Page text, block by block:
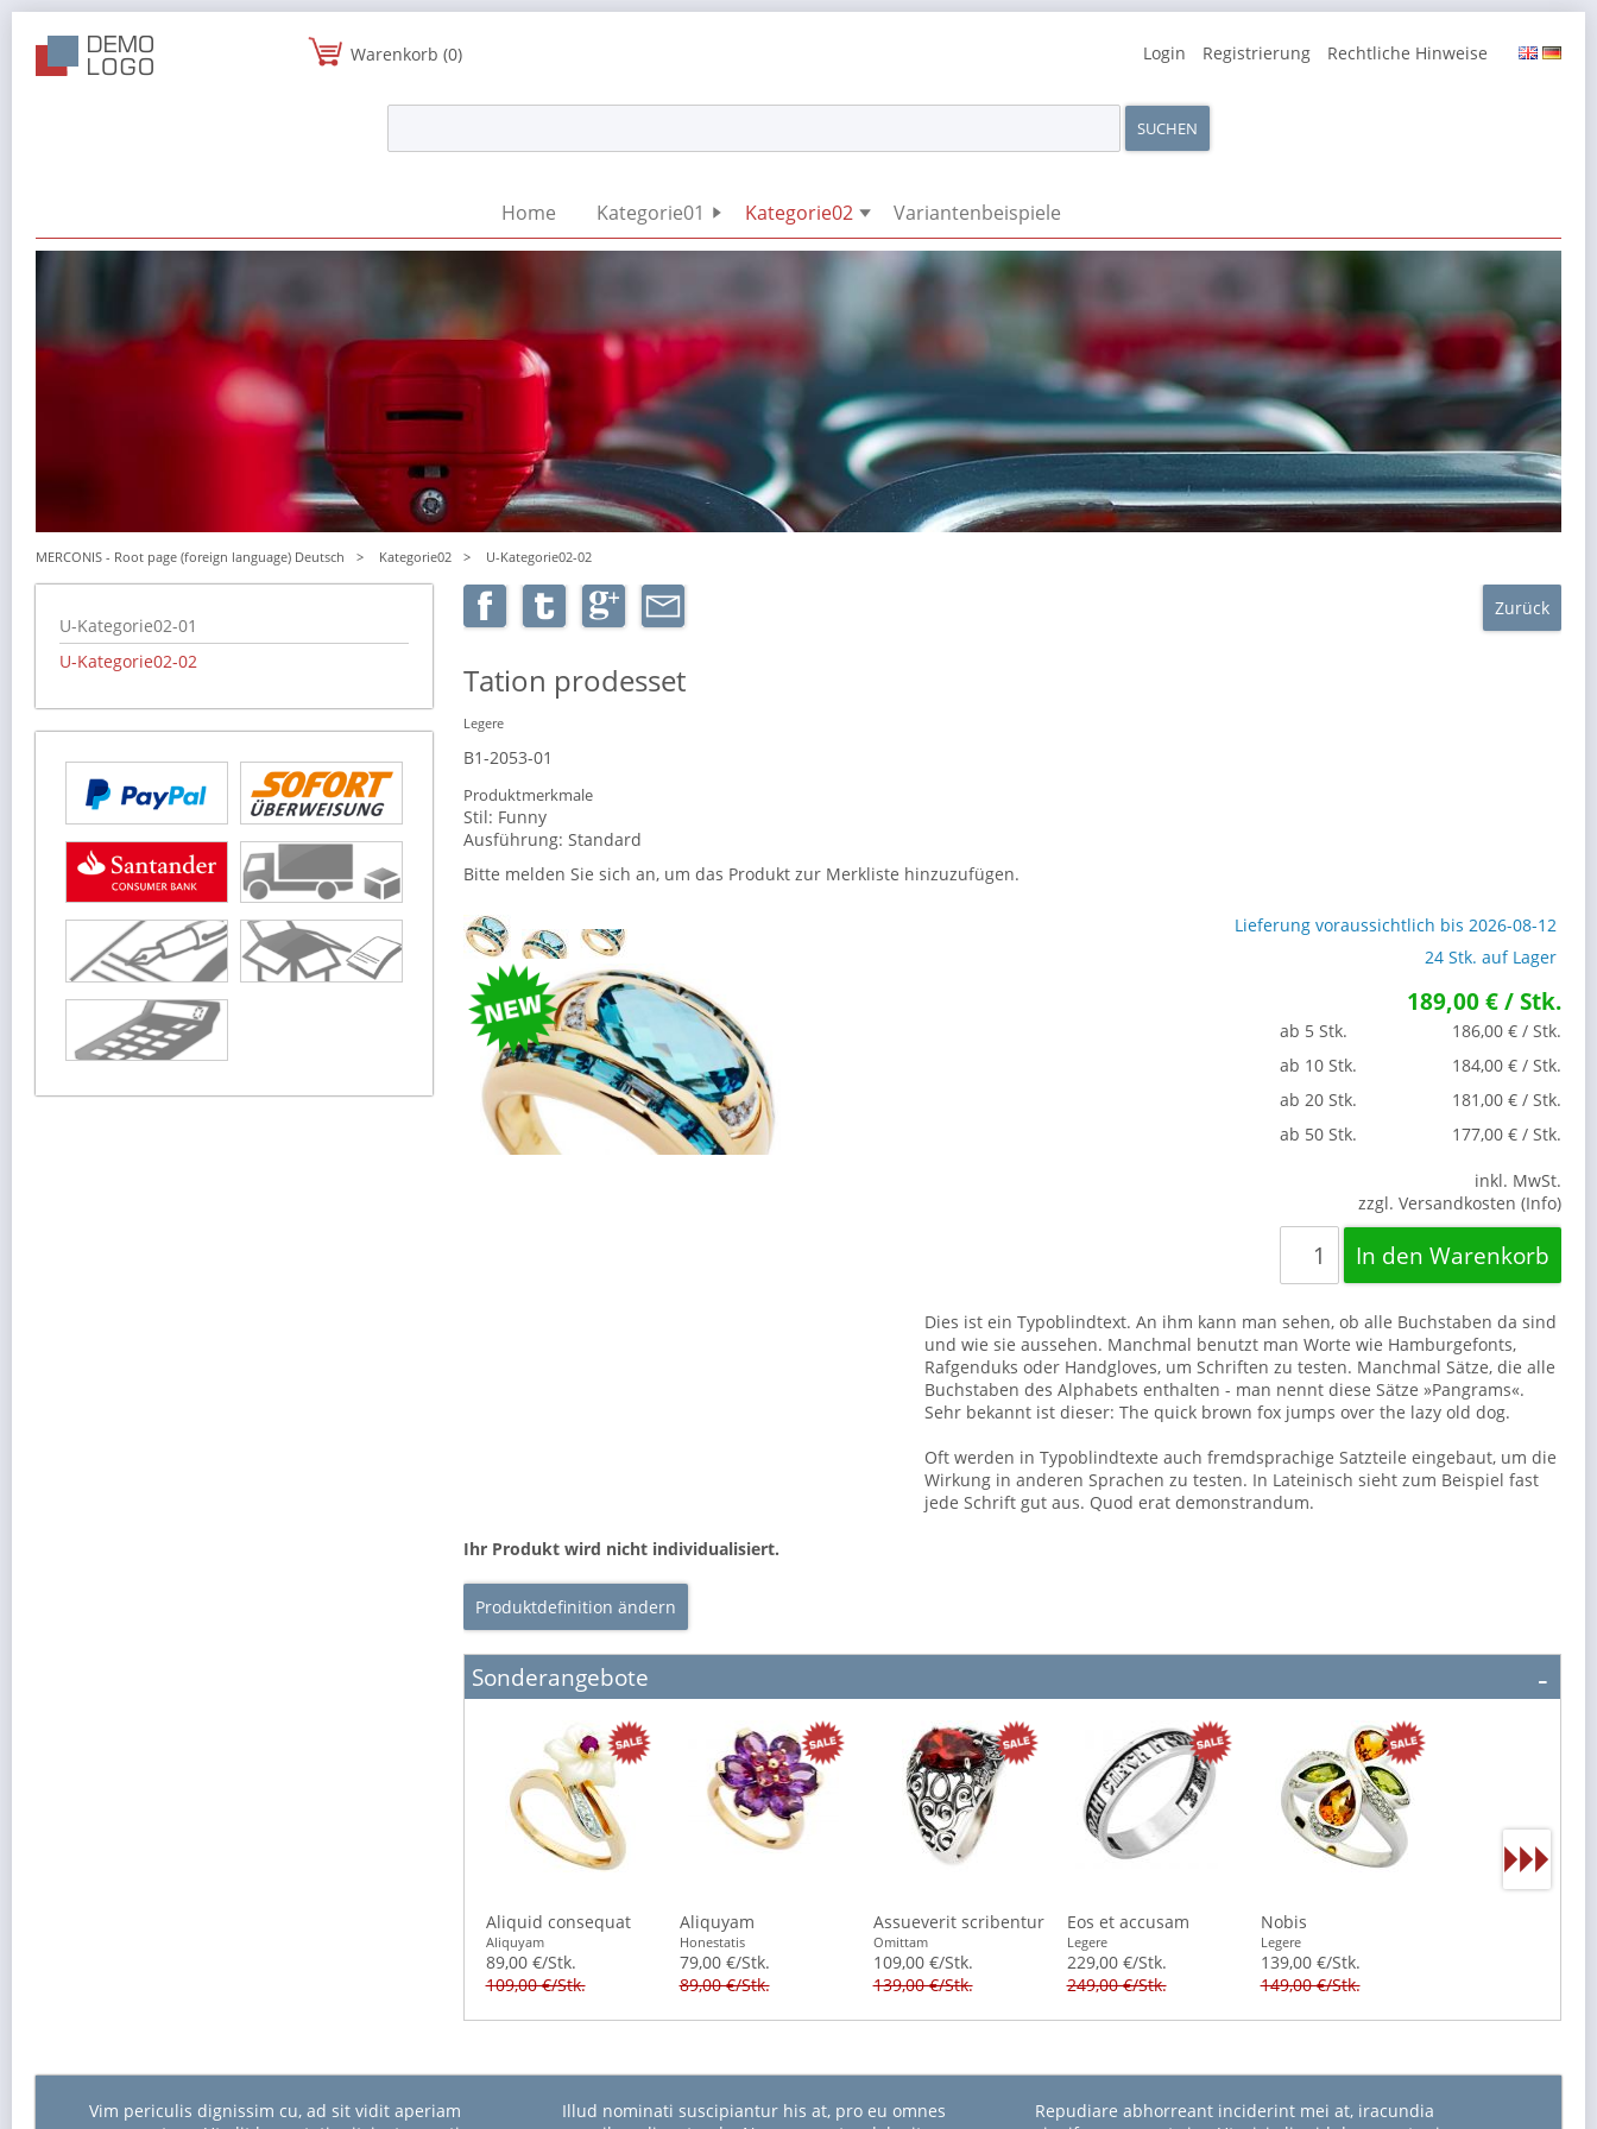
Warenkorb (0)
Navigation
Login Registrierung Rechtliche Hinweise
überspringen
Home Kategorie01 Kategorie02 Variantenbeispiele
MERCONIS - Root page (foreign language) Deutsch Kategorie02 U-Kategorie02-02
Zurück
Tation prodesset
Legere
B1-2053-01
Produktmerkmale
Stil: Funny
Ausführung: Standard
Bitte melden Sie sich an, um das Produkt zur Merkliste hinzuzufügen.
Lieferung voraussichtlich bis 2026-08-12
24 Stk. auf Lager
189,00 € / Stk.
ab 5 Stk.
186,00 € / Stk.
ab 10 Stk.
184,00 € / Stk.
ab 20 Stk.
181,00 € / Stk.
ab 50 Stk.
177,00 € / Stk.
inkl. MwSt.
zzgl. Versandkosten (Info)
Dies ist ein Typoblindtext. An ihm kann man sehen, ob alle Buchstaben da sind
und wie sie aussehen. Manchmal benutzt man Worte wie Hamburgefonts,
Rafgenduks oder Handgloves, um Schriften zu testen. Manchmal Sätze, die alle
Buchstaben des Alphabets enthalten - man nennt diese Sätze »Pangrams«.
Sehr bekannt ist dieser: The quick brown fox jumps over the lazy old dog.
Oft werden in Typoblindtexte auch fremdsprachige Satzteile eingebaut, um die
Wirkung in anderen Sprachen zu testen. In Lateinisch sieht zum Beispiel fast
jede Schrift gut aus. Quod erat demonstrandum.
Ihr Produkt wird nicht individualisiert.
Produktdefinition ändern
Sonderangebote
Aliquid consequat
Aliquyam
89,00 €/Stk.
109,00 €/Stk.
Aliquyam
Honestatis
79,00 €/Stk.
89,00 €/Stk.
Assueverit scribentur
Omittam
109,00 €/Stk.
139,00 €/Stk.
Eos et accusam
Legere
229,00 €/Stk.
249,00 €/Stk.
Nobis
Legere
139,00 €/Stk.
149,00 €/Stk.
Navigation
überspringen
U-Kategorie02-01
U-Kategorie02-02
Vim periculis dignissim cu, ad sit vidit aperiam
Illud nominati suscipiantur his at, pro eu omnes
Repudiare abhorreant inciderint mei at, iracundia